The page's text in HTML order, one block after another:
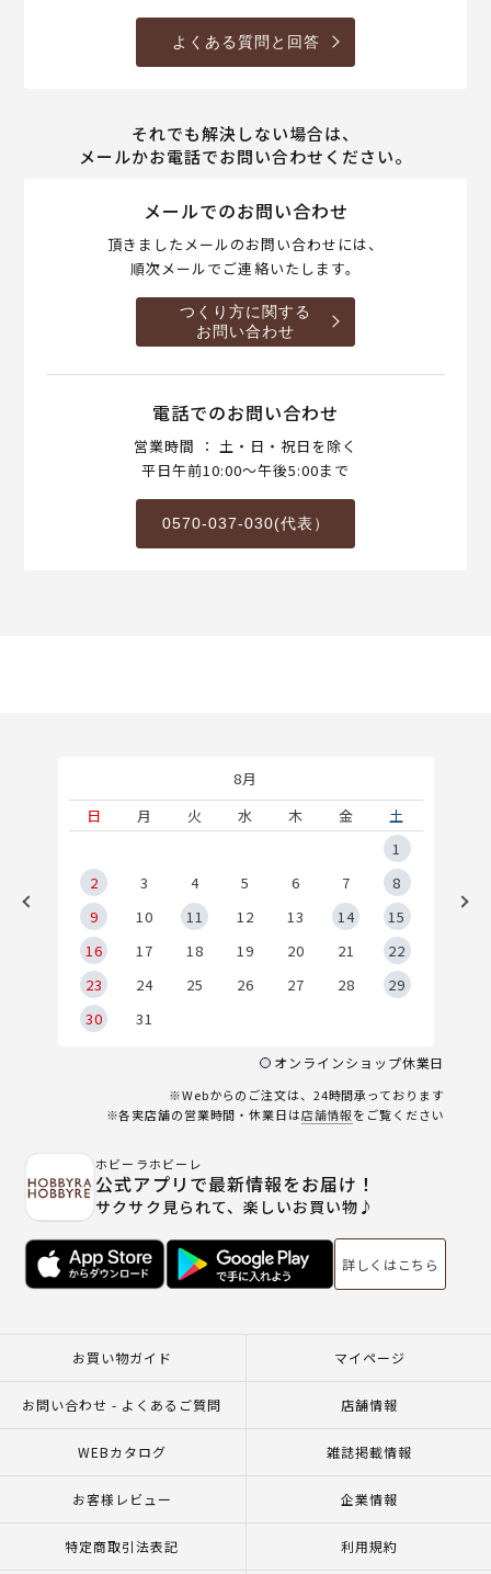
よくある質問と回答
それでも解決しない場合は、
メールかお電話でお問い合わせください。
メールでのお問い合わせ
頂きましたメールのお問い合わせには、
順次メールでご連絡いたします。
つくり方に関する
お問い合わせ
電話でのお問い合わせ
営業時間 ： 土・日・祝日を除く
平日午前10:00～午後5:00まで
0570-037-030(代表）
8月
日
月 火 水 木 金
土
1
2
3 4 5 6 7
8
9
10 11 12 13 14
15
16
17 18 19 20 21
22
23
24 25 26 27 28
29
30
31
オンラインショップ休業日
※Webからのご注文は、24時間承っております
※各実店舗の営業時間・休業日は店舗情報をご覧ください
ホビーラホビーレ
公式アプリで最新情報をお届け！
サクサク見られて、楽しいお買い物♪
詳しくはこちら
お買い物ガイド マイページ
お問い合わせ - よくあるご質問 店舗情報
WEBカタログ 雑誌掲載情報
お客様レビュー 企業情報
特定商取引法表記 利用規約